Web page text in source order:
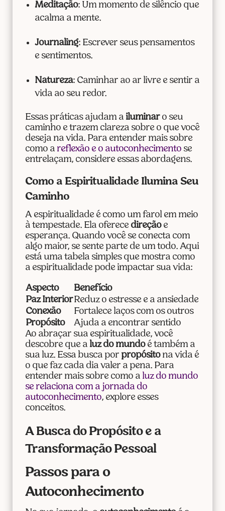
Meditação: Um momento de silêncio que
acalma a mente.
Journaling: Escrever seus pensamentos
e sentimentos.
Natureza: Caminhar ao ar livre e sentir a
vida ao seu redor.
Essas práticas ajudam a iluminaro seu
caminho e trazem clareza sobre o que você
deseja na vida. Para entender mais sobre
como a reflexão e o autoconhecimentose
entrelaçam, considere essas abordagens.
Como a Espiritualidade Ilumina Seu
Caminho
A espiritualidade é como um farol em meio
à tempestade. Ela oferece direçãoe
esperança. Quando você se conecta com
algo maior, se sente parte de um todo. Aqui
está uma tabela simples que mostra como
a espiritualidade pode impactar sua vida:
Aspecto
Benefício
Paz InteriorReduz o estresse e a ansiedade
Conexão
Fortalece laços com os outros
Propósito
Ajuda a encontrar sentido
Ao abraçar sua espiritualidade, você
descobre que a luz do mundoé também a
sua luz. Essa busca por propósitona vida é
o que faz cada dia valer a pena. Para
entender mais sobre como a luz do mundo
se relaciona com a jornada do
autoconhecimento, explore esses
conceitos.
A Busca do Propósito e a
Transformação Pessoal
Passos para o
Autoconhecimento